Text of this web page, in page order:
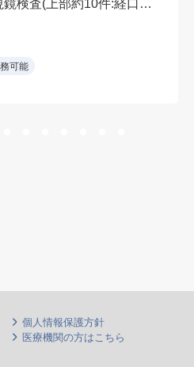
鏡検査(上部約10件:経口・
一般内科外来(1コマ),ワク
可能
個人情報保護方針
医療機関の方はこちら